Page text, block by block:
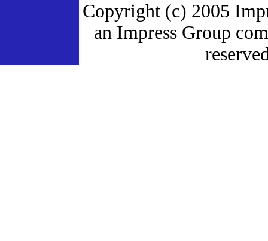
Copyright (c) 2005
an Impress Group